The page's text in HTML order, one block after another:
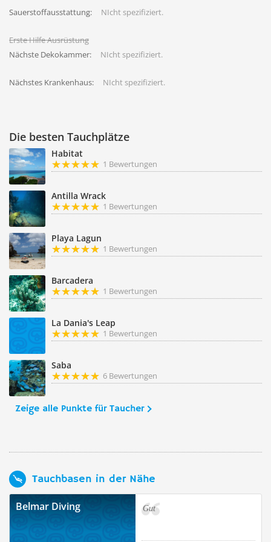
Sauerstoffausstattung: NIcht spezifiziert.
Erste Hilfe Ausrüstung
Nächste Dekokammer:
NIcht spezifiziert.
Nächstes Krankenhaus: NIcht spezifiziert.
Die besten Tauchplätze
Habitat
1 Bewertungen
Antilla Wrack
1 Bewertungen
Playa Lagun
1 Bewertungen
Barcadera
1 Bewertungen
La Dania's Leap
1 Bewertungen
Saba
6 Bewertungen
Zeige alle Punkte für Taucher
Tauchbasen in der Nähe
Belmar Diving Gut